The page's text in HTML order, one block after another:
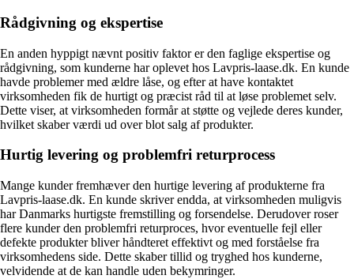
Rådgivning og ekspertise
En anden hyppigt nævnt positiv faktor er den faglige ekspertise og
rådgivning, som kunderne har oplevet hos Lavpris-laase.dk. En kunde
havde problemer med ældre låse, og efter at have kontaktet
virksomheden fik de hurtigt og præcist råd til at løse problemet selv.
Dette viser, at virksomheden formår at støtte og vejlede deres kunder,
hvilket skaber værdi ud over blot salg af produkter.
Hurtig levering og problemfri returprocess
Mange kunder fremhæver den hurtige levering af produkterne fra
Lavpris-laase.dk. En kunde skriver endda, at virksomheden muligvis
har Danmarks hurtigste fremstilling og forsendelse. Derudover roser
flere kunder den problemfri returproces, hvor eventuelle fejl eller
defekte produkter bliver håndteret effektivt og med forståelse fra
virksomhedens side. Dette skaber tillid og tryghed hos kunderne,
velvidende at de kan handle uden bekymringer.